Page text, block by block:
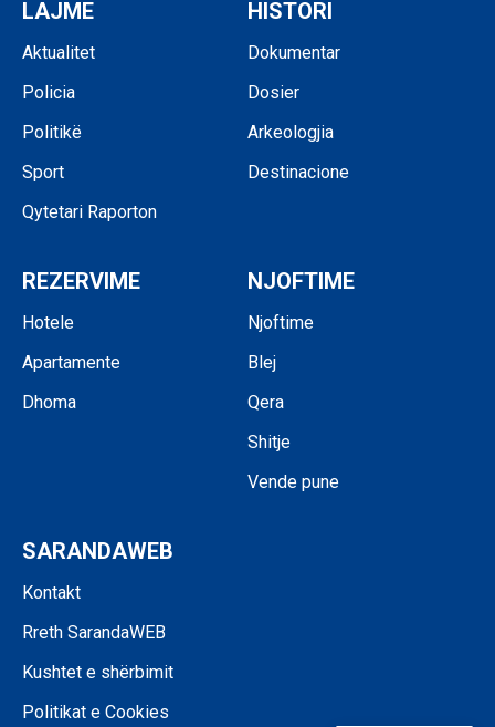
LAJME
Aktualitet
Policia
Politikë
Sport
Qytetari Raporton
HISTORI
Dokumentar
Dosier
Arkeologjia
Destinacione
REZERVIME
Hotele
Apartamente
Dhoma
NJOFTIME
Njoftime
Blej
Qera
Shitje
Vende pune
SARANDAWEB
Kontakt
Rreth SarandaWEB
Kushtet e shërbimit
Politikat e Cookies